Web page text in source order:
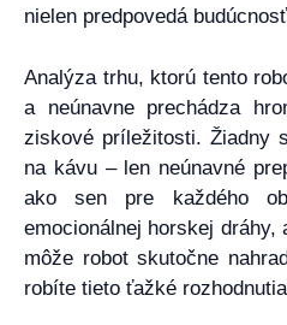
nielen predpovedá
Analýza trhu, ktorú tento
a neúnavne prechádza
ziskové príležitosti. Žiadny
na kávu – len neúnavné
ako sen pre každého
emocionálnej horskej dráhy,
môže robot skutočne
robíte tieto ťažké